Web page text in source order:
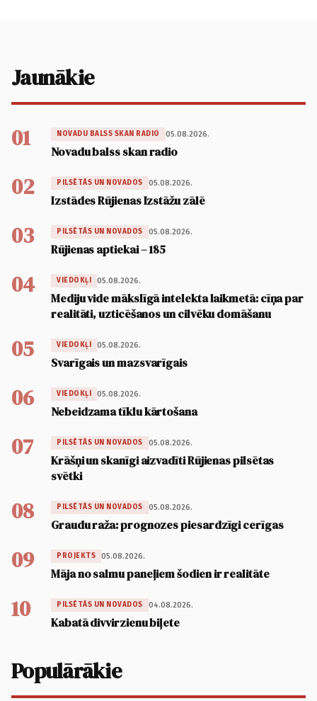
Jaunākie
01 NOVADU BALSS SKAN RADIO 05.08.2026.
Novadu balss skan radio
02 PILSĒTĀS UN NOVADOS 05.08.2026.
Izstādes Rūjienas Izstāžu zālē
03 PILSĒTĀS UN NOVADOS 05.08.2026.
Rūjienas aptiekai – 185
04 VIEDOKĻI 05.08.2026.
Mediju vide mākslīgā intelekta laikmetā: cīņa par
realitāti, uzticēšanos un cilvēku domāšanu
05 VIEDOKĻI 05.08.2026.
Svarīgais un mazsvarīgais
06 VIEDOKĻI 05.08.2026.
Nebeidzama tīklu kārtošana
07 PILSĒTĀS UN NOVADOS 05.08.2026.
Krāšņi un skanīgi aizvadīti Rūjienas pilsētas
svētki
08 PILSĒTĀS UN NOVADOS 05.08.2026.
Graudu raža: prognozes piesardzīgi cerīgas
09 PROJEKTS 05.08.2026.
Māja no salmu paneļiem šodien ir realitāte
10 PILSĒTĀS UN NOVADOS 04.08.2026.
Kabatā divvirzienu biļete
Populārākie